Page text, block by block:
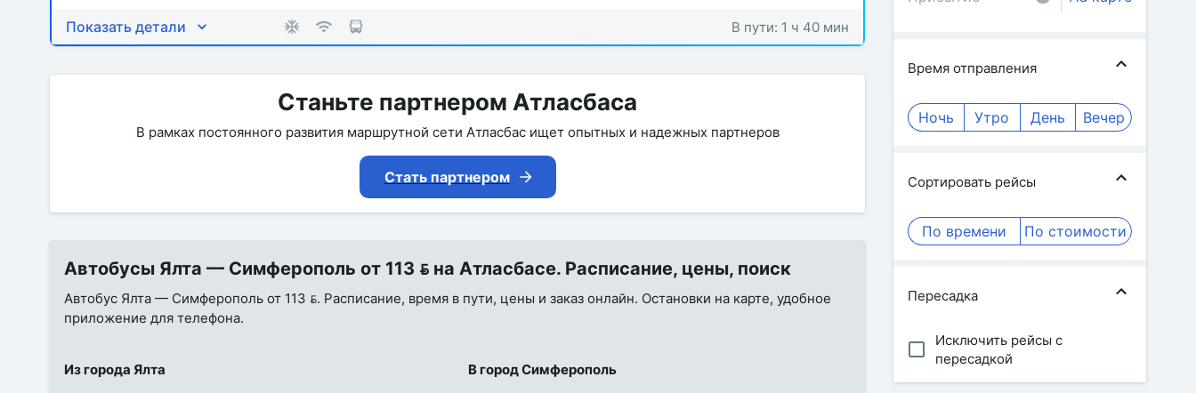
Показать детали В пути: 1 ч 40 мин
Станьте партнером Атласбаса
В рамках постоянного развития маршрутной сети Атласбас ищет опытных и надежных партнеров
Стать партнером
Автобусы Ялта — Симферополь от 113  на Атласбасе. Расписание, цены, поиск
Автобус Ялта — Симферополь от 113 . Расписание, время в пути, цены и заказ онлайн. Остановки на карте, удобное
приложение для телефона.
Из города Ялта
В город Симферополь
Время отправления
Ночь Утро День Вечер
Сортировать рейсы
По времени По стоимости
Пересадка
Исключить рейсы с
пересадкой